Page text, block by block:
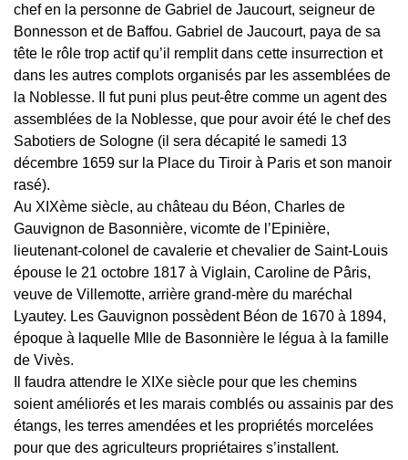
chef en la personne de Gabriel de Jaucourt, seigneur de
Bonnesson et de Baffou. Gabriel de Jaucourt, paya de sa
tête le rôle trop actif qu’il remplit dans cette insurrection et
dans les autres complots organisés par les assemblées de
la Noblesse. Il fut puni plus peut-être comme un agent des
assemblées de la Noblesse, que pour avoir été le chef des
Sabotiers de Sologne (il sera décapité le samedi 13
décembre 1659 sur la Place du Tiroir à Paris et son manoir
rasé).
Au XIXème siècle, au château du Béon, Charles de
Gauvignon de Basonnière, vicomte de l’Epinière,
lieutenant-colonel de cavalerie et chevalier de Saint-Louis
épouse le 21 octobre 1817 à Viglain, Caroline de Pâris,
veuve de Villemotte, arrière grand-mère du maréchal
Lyautey. Les Gauvignon possèdent Béon de 1670 à 1894,
époque à laquelle Mlle de Basonnière le légua à la famille
de Vivès.
Il faudra attendre le XIXe siècle pour que les chemins
soient améliorés et les marais comblés ou assainis par des
étangs, les terres amendées et les propriétés morcelées
pour que des agriculteurs propriétaires s’installent.